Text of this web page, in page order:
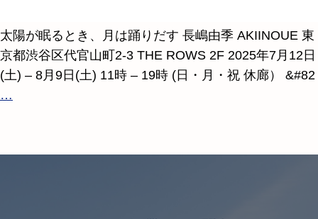
太陽が眠るとき、月は踊りだす 長嶋由季 AKIINOUE 東
京都渋谷区代官山町2-3 THE ROWS 2F 2025年7月12日
(土) – 8月9日(土) 11時 – 19時 (日・月・祝 休廊） &#82
…